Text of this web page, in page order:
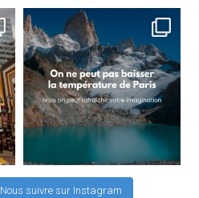
Nous suivre sur Instagram